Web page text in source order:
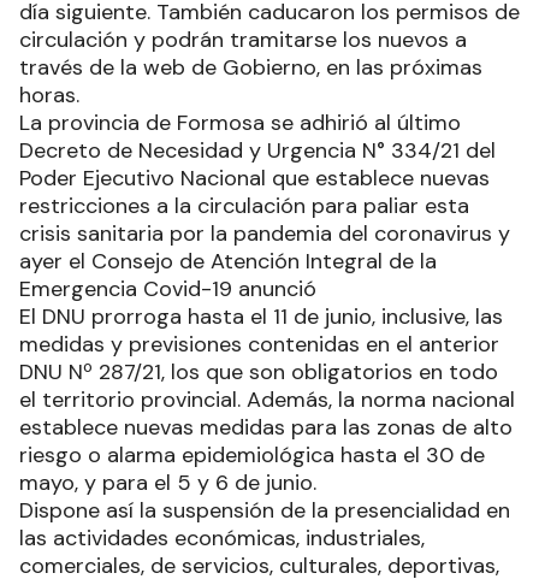
Se limita la circulación entre las 18 horas y 6 del
día siguiente. También caducaron los permisos de
circulación y podrán tramitarse los nuevos a
través de la web de Gobierno, en las próximas
horas.
La provincia de Formosa se adhirió al último
Decreto de Necesidad y Urgencia N° 334/21 del
Poder Ejecutivo Nacional que establece nuevas
restricciones a la circulación para paliar esta
crisis sanitaria por la pandemia del coronavirus y
ayer el Consejo de Atención Integral de la
Emergencia Covid-19 anunció
El DNU prorroga hasta el 11 de junio, inclusive, las
medidas y previsiones contenidas en el anterior
DNU Nº 287/21, los que son obligatorios en todo
el territorio provincial. Además, la norma nacional
establece nuevas medidas para las zonas de alto
riesgo o alarma epidemiológica hasta el 30 de
mayo, y para el 5 y 6 de junio.
Dispone así la suspensión de la presencialidad en